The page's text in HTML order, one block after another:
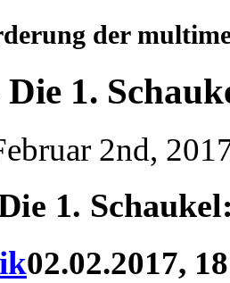
der
Die 1.
2nd,
1.
02.02.2017,